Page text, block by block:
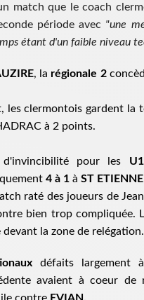
match que le coach
période avec "une
étant d'un faible niveau
, la régionale 2
les clermontois gardent la
à 2 points.
pour les
4 à 1 à ST ETIENNE
raté des joueurs de
bien trop compliquée.
la zone de relégation.
défaits largement
avaient à coeur